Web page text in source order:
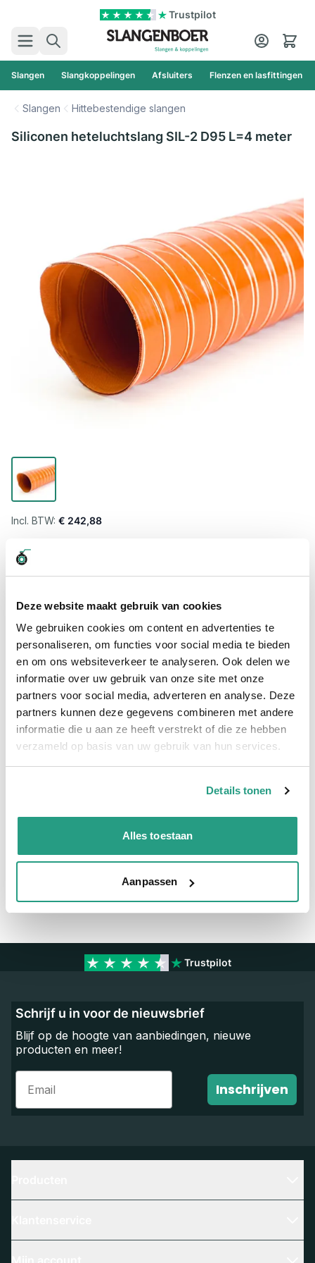
Deze website maakt gebruik van cookies
We gebruiken cookies om content en advertenties te
personaliseren, om functies voor social media te bieden
en om ons websiteverkeer te analyseren. Ook delen we
informatie over uw gebruik van onze site met onze
partners voor social media, adverteren en analyse. Deze
partners kunnen deze gegevens combineren met andere
informatie die u aan ze heeft verstrekt of die ze hebben
verzameld op basis van uw gebruik van hun services.
Details tonen
Alles toestaan
Aanpassen
Trustpilot
Zoek
Cart
Slangen Slangkoppelingen Afsluiters Flenzen en lasfittingen
Slangen Hittebestendige slangen
Siliconen heteluchtslang SIL-2 D95 L=4 meter
€ 242,88
Levertijd wordt berekend...
15.000 producten uit voorraad
Hoge klantbeoordelingen: 9/10
Snelle levering
Snel naar
Meer informatie
Meer informatie
Binnendiameter 95mm
Vragen? Neem dan nu contact op
We zijn beschikbaar van ma t/m vr van 08:00 tot 17:00 uur.
Trustpilot
Schrijf u in voor de nieuwsbrief
Blijf op de hoogte van aanbiedingen, nieuwe
producten en meer!
Email
Inschrijven